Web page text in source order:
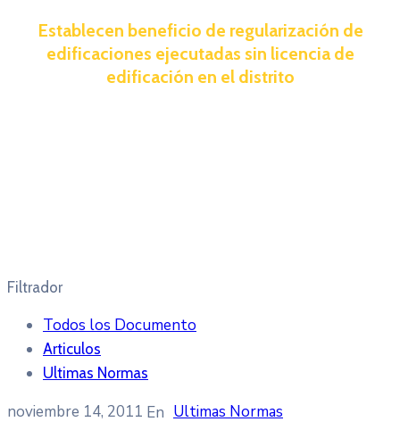
Establecen beneficio de regularización de
edificaciones ejecutadas sin licencia de
edificación en el distrito
Filtrador
Todos los Documento
Articulos
Ultimas Normas
noviembre 14, 2011
Ultimas Normas